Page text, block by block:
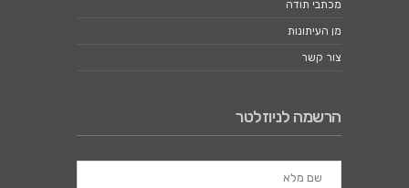
מכתבי תודה
מן העיתונות
צור קשר
הרשמה לניוזלטר